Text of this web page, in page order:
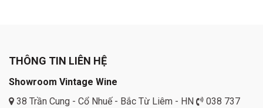
THÔNG TIN LIÊN HỆ
Showroom Vintage Wine
38 Trần Cung - Cổ Nhuế - Bắc Từ Liêm - HN
038 737